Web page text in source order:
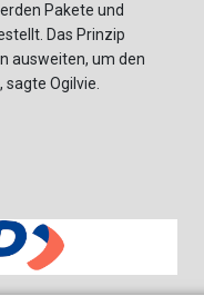
Pakete und
Das Prinzip
ausweiten, um den
Ogilvie.